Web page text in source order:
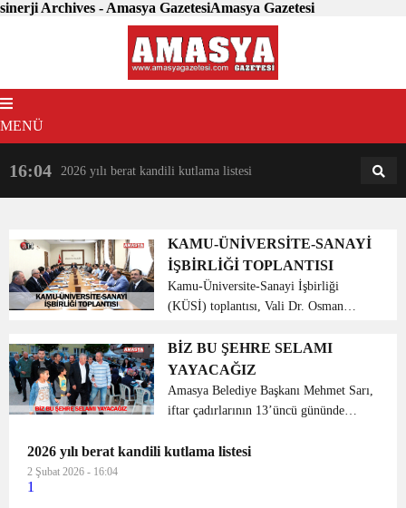
sinerji Archives - Amasya GazetesiAmasya Gazetesi
MENÜ
16:04 2026 yılı berat kandili kutlama listesi 18:31
KAMU-ÜNİVERSİTE-SANAYİ
İŞBİRLİĞİ TOPLANTISI
Kamu-Üniversite-Sanayi İşbirliği
(KÜSİ) toplantısı, Vali Dr. Osman
Vali Varol, kamu, üniversite ve sanayi
paydaşları arasındaki sinerjiyi artırmak
amacıyla olu...
BİZ BU ŞEHRE SELAMI
YAYACAĞIZ
Amasya Belediye Başkanı Mehmet Sarı,
iftar çadırlarının 13’üncü gününde
sofrasında orucunu açtı. İftar yemeği
2026 yılı berat kandili kutlama listesi
2 Şubat 2026 - 16:04
1